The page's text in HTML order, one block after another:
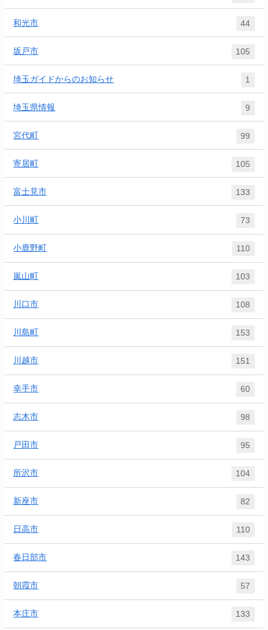
和光市 44
坂戸市 105
埼玉ガイドからのお知らせ 1
埼玉県情報 9
宮代町 99
寄居町 105
富士見市 133
小川町 73
小鹿野町 110
嵐山町 103
川口市 108
川島町 153
川越市 151
幸手市 60
志木市 98
戸田市 95
所沢市 104
新座市 82
日高市 110
春日部市 143
朝霞市 57
本庄市 133